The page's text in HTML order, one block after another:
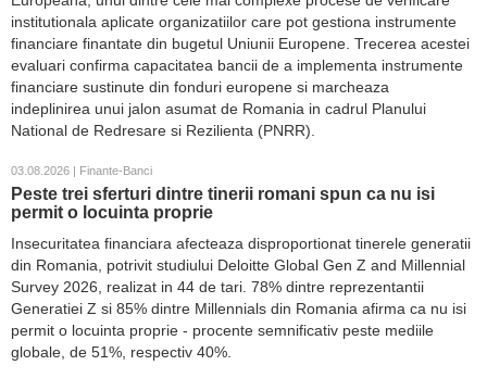
institutionala aplicate organizatiilor care pot gestiona instrumente
financiare finantate din bugetul Uniunii Europene. Trecerea acestei
evaluari confirma capacitatea bancii de a implementa instrumente
financiare sustinute din fonduri europene si marcheaza
indeplinirea unui jalon asumat de Romania in cadrul Planului
National de Redresare si Rezilienta (PNRR).
03.08.2026 | Finante-Banci
Peste trei sferturi dintre tinerii romani spun ca nu isi
permit o locuinta proprie
Insecuritatea financiara afecteaza disproportionat tinerele generatii
din Romania, potrivit studiului Deloitte Global Gen Z and Millennial
Survey 2026, realizat in 44 de tari. 78% dintre reprezentantii
Generatiei Z si 85% dintre Millennials din Romania afirma ca nu isi
permit o locuinta proprie - procente semnificativ peste mediile
globale, de 51%, respectiv 40%.